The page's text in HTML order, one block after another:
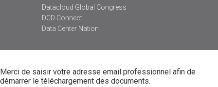
Datacloud Global Congress
DCD Connect
Data Center Nation
Merci de saisir votre adresse email professionnel afin de
démarrer le téléchargement des documents.